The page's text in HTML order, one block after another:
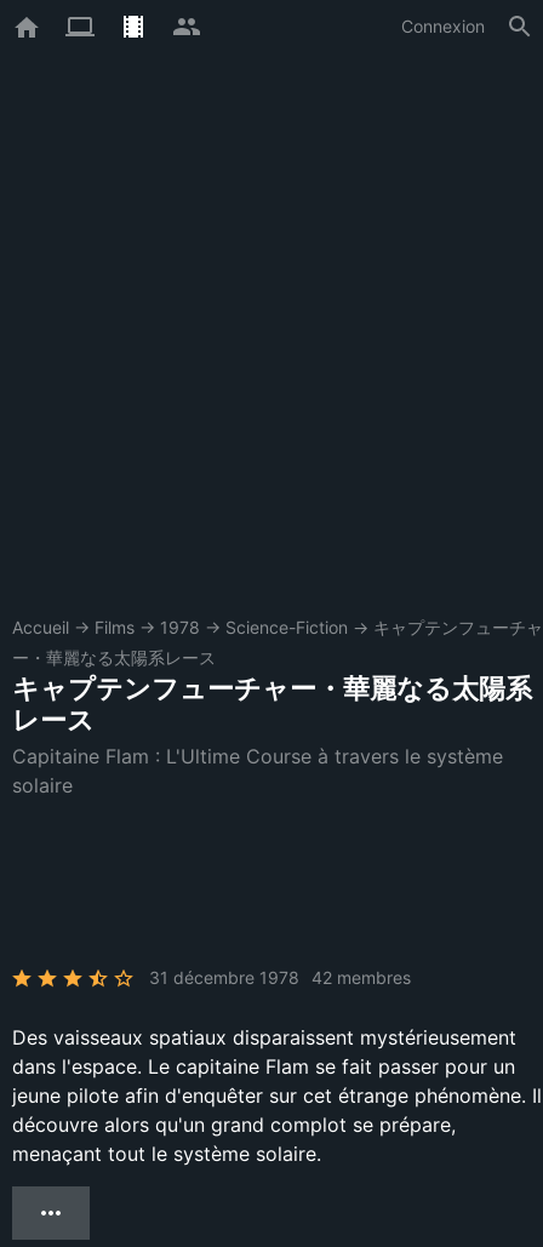
Connexion
Accueil → Films → 1978 → Science-Fiction → キャプテンフューチャ
ー・華麗なる太陽系レース
キャプテンフューチャー・華麗なる太陽系
レース
Capitaine Flam : L'Ultime Course à travers le système
solaire
31 décembre 1978 42 membres
Des vaisseaux spatiaux disparaissent mystérieusement
dans l'espace. Le capitaine Flam se fait passer pour un
jeune pilote afin d'enquêter sur cet étrange phénomène. Il
découvre alors qu'un grand complot se prépare,
menaçant tout le système solaire.